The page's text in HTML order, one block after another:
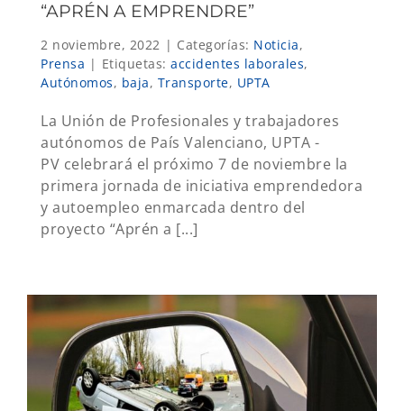
“APRÉN A EMPRENDRE”
2 noviembre, 2022 | Categorías: Noticia,
Prensa | Etiquetas: accidentes laborales,
Autónomos, baja, Transporte, UPTA
La Unión de Profesionales y trabajadores
autónomos de País Valenciano, UPTA -
PV celebrará el próximo 7 de noviembre la
primera jornada de iniciativa emprendedora
y autoempleo enmarcada dentro del
proyecto “Aprén a [...]